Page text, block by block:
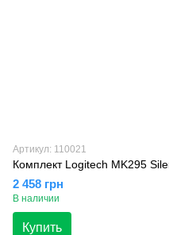
Артикул: 110021
Комплект Logitech MK295
2 458 грн
В наличии
Купить